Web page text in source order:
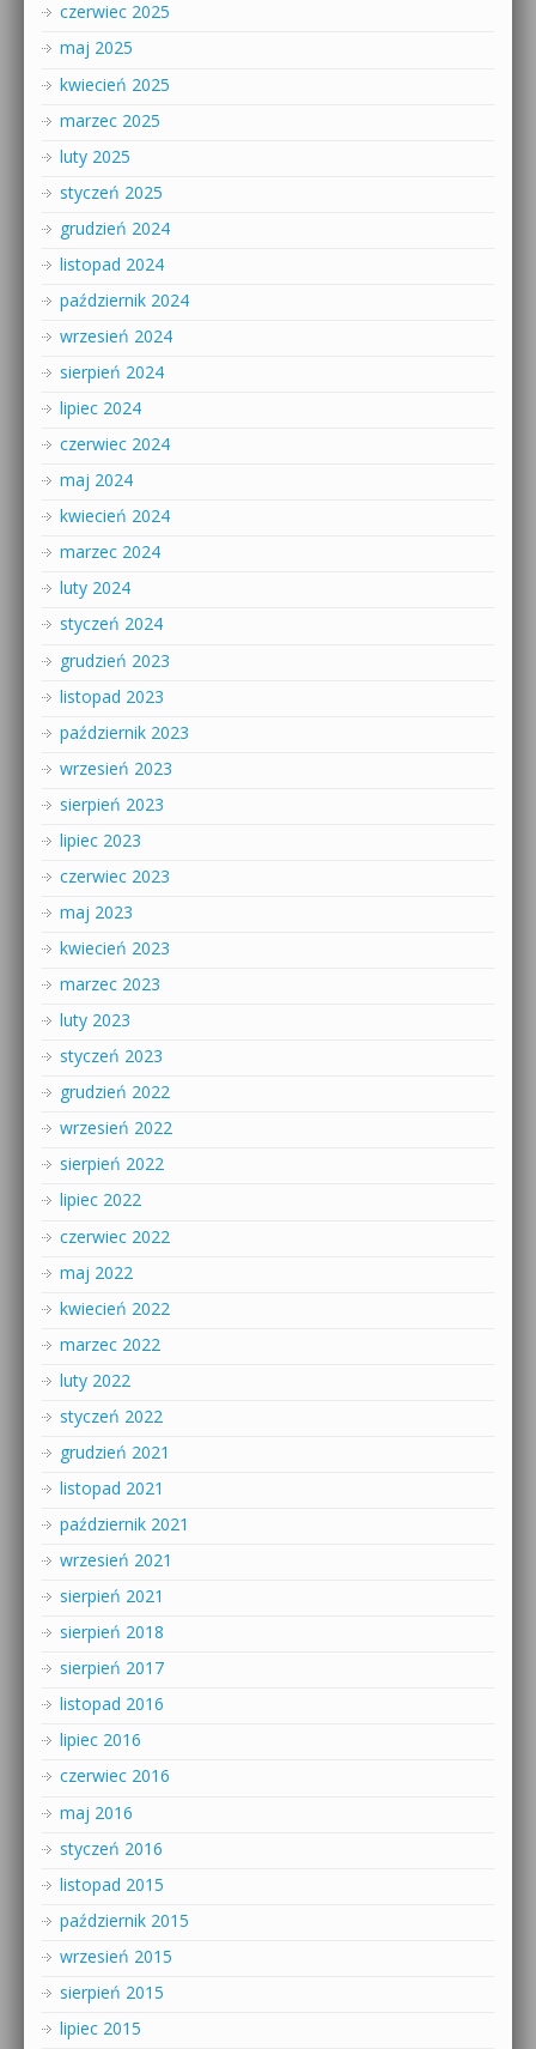
czerwiec 2025
maj 2025
kwiecień 2025
marzec 2025
luty 2025
styczeń 2025
grudzień 2024
listopad 2024
październik 2024
wrzesień 2024
sierpień 2024
lipiec 2024
czerwiec 2024
maj 2024
kwiecień 2024
marzec 2024
luty 2024
styczeń 2024
grudzień 2023
listopad 2023
październik 2023
wrzesień 2023
sierpień 2023
lipiec 2023
czerwiec 2023
maj 2023
kwiecień 2023
marzec 2023
luty 2023
styczeń 2023
grudzień 2022
wrzesień 2022
sierpień 2022
lipiec 2022
czerwiec 2022
maj 2022
kwiecień 2022
marzec 2022
luty 2022
styczeń 2022
grudzień 2021
listopad 2021
październik 2021
wrzesień 2021
sierpień 2021
sierpień 2018
sierpień 2017
listopad 2016
lipiec 2016
czerwiec 2016
maj 2016
styczeń 2016
listopad 2015
październik 2015
wrzesień 2015
sierpień 2015
lipiec 2015